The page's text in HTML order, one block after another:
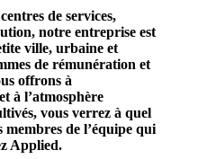
de services,
notre entreprise est
ville, urbaine et
de rémunération et
offrons à
à l’atmosphère
vous verrez à quel
de l’équipe qui
Applied.